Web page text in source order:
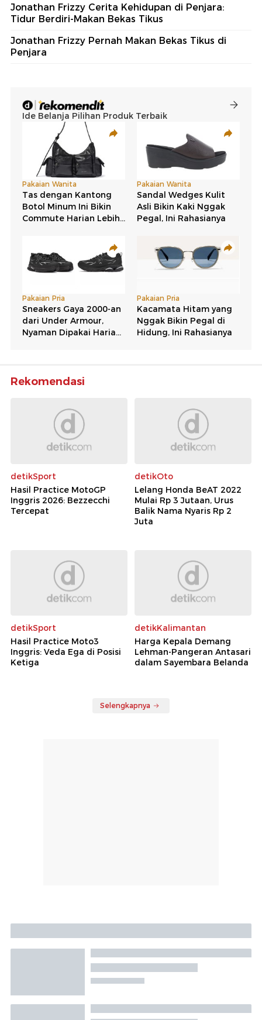
Jonathan Frizzy Cerita Kehidupan di Penjara:
Tidur Berdiri-Makan Bekas Tikus
Jonathan Frizzy Pernah Makan Bekas Tikus di
Penjara
Rekomendasi
detikSport
Hasil Practice MotoGP
Inggris 2026: Bezzecchi
Tercepat
detikOto
Lelang Honda BeAT 2022
Mulai Rp 3 Jutaan, Urus
Balik Nama Nyaris Rp 2
Juta
detikSport
Hasil Practice Moto3
Inggris: Veda Ega di Posisi
Ketiga
detikKalimantan
Harga Kepala Demang
Lehman-Pangeran Antasari
dalam Sayembara Belanda
Selengkapnya